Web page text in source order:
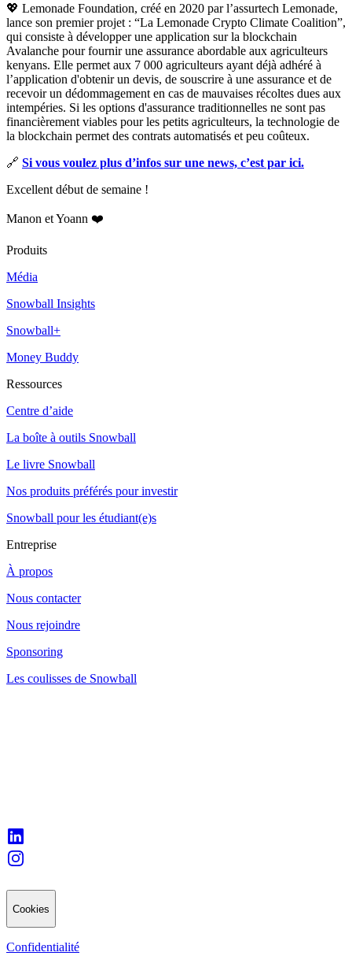
💖 Lemonade Foundation, créé en 2020 par l’assurtech Lemonade,
lance son premier projet : “La Lemonade Crypto Climate Coalition”,
qui consiste à développer une application sur la blockchain
Avalanche pour fournir une assurance abordable aux agriculteurs
kenyans. Elle permet aux 7 000 agriculteurs ayant déjà adhéré à
l’application d'obtenir un devis, de souscrire à une assurance et de
recevoir un dédommagement en cas de mauvaises récoltes dues aux
intempéries. Si les options d'assurance traditionnelles ne sont pas
financièrement viables pour les petits agriculteurs, la technologie de
la blockchain permet des contrats automatisés et peu coûteux.
🔗 Si vous voulez plus d’infos sur une news, c’est par ici.
Excellent début de semaine !
Manon et Yoann ❤️
Produits
Média
Snowball Insights
Snowball+
Money Buddy
Ressources
Centre d’aide
La boîte à outils Snowball
Le livre Snowball
Nos produits préférés pour investir
Snowball pour les étudiant(e)s
Entreprise
À propos
Nous contacter
Nous rejoindre
Sponsoring
Les coulisses de Snowball
Cookies
Confidentialité